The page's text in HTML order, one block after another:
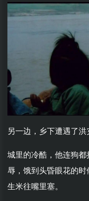
另一边，乡下遭遇了洪
城里的冷酷，他连狗
辱，饿到头昏眼花的
生米往嘴里塞。